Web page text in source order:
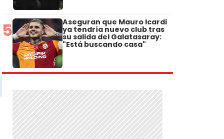
5 Aseguran que Mauro Icardi
ya tendría nuevo club tras
su salida del Galatasaray:
"Está buscando casa"